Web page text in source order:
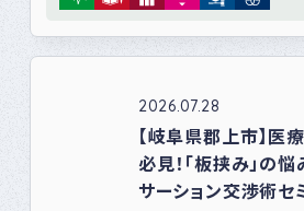
2026.07.28
【岐阜県郡上市】医
必見！「板挟み」の
サーション交渉術セ